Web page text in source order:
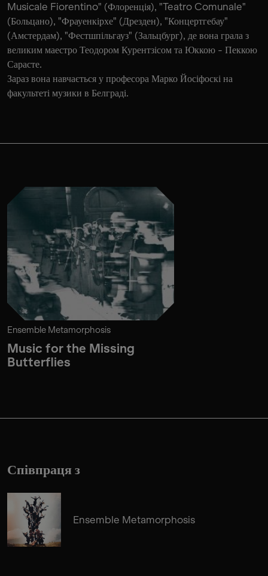
Musicale Fiorentino" (Флоренція), "Teatro Comunale"
(Больцано), "Фрауенкірхе" (Дрезден), "Концертгебау"
(Амстердам), "Фестшпільгауз" (Зальцбург), де вона грала з
великим маестро Теодором Курентзісом та Юккою - Пеккою
Сарасте.
Зараз вона навчається у професора Марко Йосіфоскі на
факультеті музики в Белграді.
Ensemble Metamorphosis
Music for the Missing
Butterflies
Співпраця з
Ensemble Metamorphosis